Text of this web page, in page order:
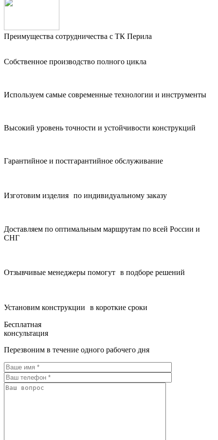
Преимущества сотрудничества с ТК Перила
Собственное производство полного цикла
Используем самые современные технологии и инструменты
Высокий уровень точности и устойчивости конструкций
Гарантийное и постгарантийное обслуживание
Изготовим изделия по индивидуальному заказу
Доставляем по оптимальным маршрутам по всей России и
СНГ
Отзывчивые менеджеры помогут в подборе решений
Установим конструкции в короткие сроки
Бесплатная
консультация
Перезвоним в течение одного рабочего дня